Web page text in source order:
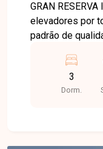
GRAN RESERVA IDEALE 17
elevadores por
padrão de
3
Dorm.